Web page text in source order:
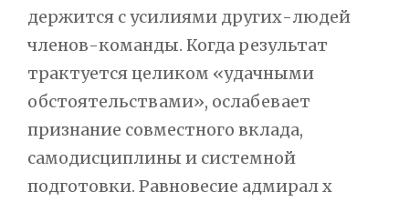
держится с усилиями других-людей
членов-команды. Когда результат
трактуется целиком «удачными
обстоятельствами», ослабевает
признание совместного вклада,
самодисциплины и системной
подготовки. Равновесие адмирал х